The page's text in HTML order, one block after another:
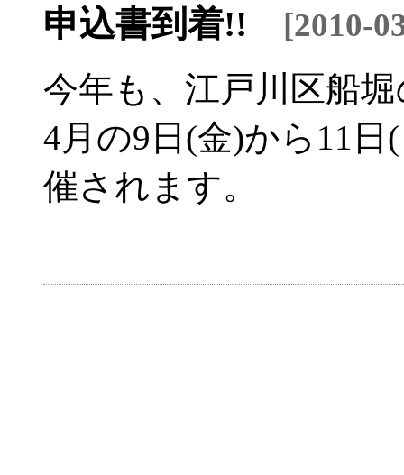
申込書到着!! [2010-
今年も、江戸川区船
4月の9日(金)から11
催されます。